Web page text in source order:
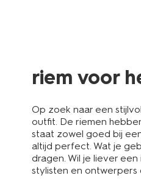
riem voor
Op zoek naar een
outfit. De riemen
staat zowel goed bij
altijd perfect. Wat je
dragen. Wil je liever
stylisten en ontwerpers